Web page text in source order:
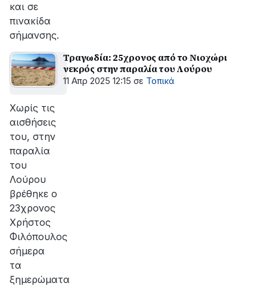
και σε
πινακίδα
σήμανσης.
Τραγωδία: 25χρονος από το Νιοχώρι
νεκρός στην παραλία του Λούρου
11 Απρ 2025 12:15 σε Τοπικά
Χωρίς τις
αισθήσεις
του, στην
παραλία
του
Λούρου
βρέθηκε o
23χρονος
Χρήστος
Φιλόπουλος
σήμερα
τα
ξημερώματα